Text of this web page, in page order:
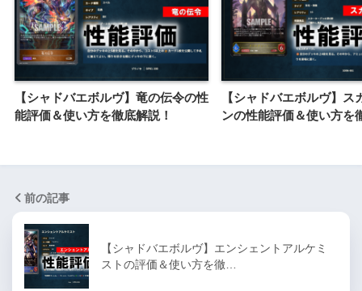
【シャドバエボルヴ】竜の伝令の性
能評価＆使い方を徹底解説！
【シャドバエボルヴ】ス
ンの性能評価＆使い方を
前の記事
【シャドバエボルヴ】エンシェントアルケミ
ストの評価＆使い方を徹…